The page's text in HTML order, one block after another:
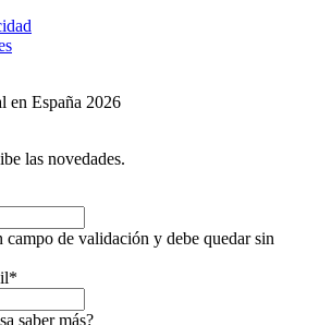
en España 2026
las novedades.
campo de validación y debe quedar sin
*
saber más?